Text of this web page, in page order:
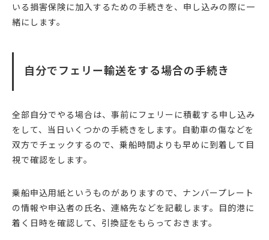
いる損害保険に加入するための手続きを、申し込みの際に一
緒にします。
自分でフェリー輸送をする場合の手続き
全部自分でやる場合は、事前にフェリーに積載する申し込み
をして、当日いくつかの手続きをします。自動車の傷などを
双方でチェックするので、乗船時間よりも早めに到着して目
視で確認をします。
乗船申込用紙というものがありますので、ナンバープレート
の情報や申込者の氏名、連絡先などを記載します。目的港に
着く日時を確認して、引換証をもらっておきます。